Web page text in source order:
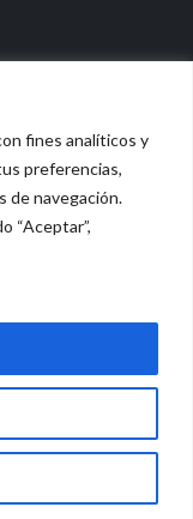
fines analíticos y
preferencias,
de navegación.
“Aceptar”,
Reserved